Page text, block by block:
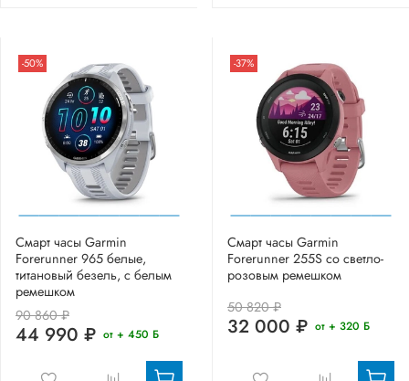
-50%
Смарт часы Garmin
Forerunner 965 белые,
титановый безель, с белым
ремешком
90 860 ₽
44 990 ₽ от + 450 Б
-37%
Смарт часы Garmin
Forerunner 255S со светло-
розовым ремешком
50 820 ₽
32 000 ₽ от + 320 Б